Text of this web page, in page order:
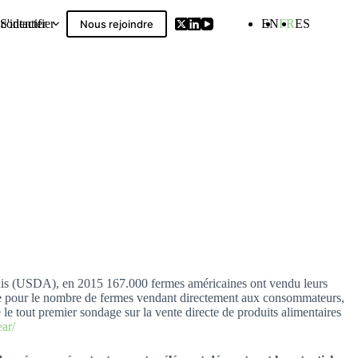
S'identifier Nous rejoindre ENFRES
(USDA), en 2015 167.000 fermes américaines ont vendu leurs
le nombre de fermes vendant directement aux consommateurs,
tout premier sondage sur la vente directe de produits alimentaires